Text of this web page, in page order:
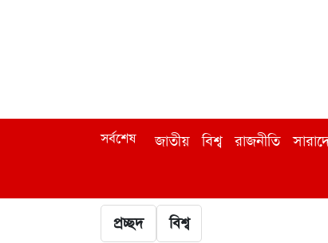
সর্বশেষ জাতীয় বিশ্ব রাজনীতি
প্রচ্ছদ বিশ্ব